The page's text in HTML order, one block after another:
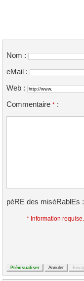
Nom :
eMail :
Web :
Commentaire * :
pèRE des miséRablEs :
* Information requise.